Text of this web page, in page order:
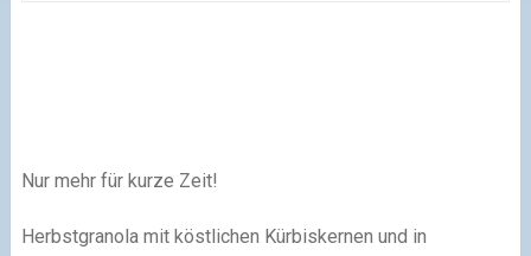
Nur mehr für kurze Zeit!
Herbstgranola mit köstlichen Kürbiskernen und in